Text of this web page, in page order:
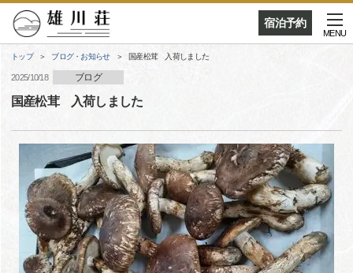
宿泊予約
MENU
トップ ブログ・お知らせ 国産松茸 入荷しました
2025/10/18 ブログ
国産松茸 入荷しました